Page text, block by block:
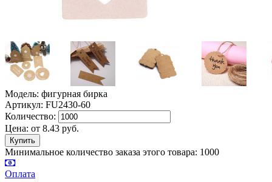
Модель: фигурная бирка
Артикул: FU2430-60
Количество:
Цена: от 8.43 руб.
Минимальное количество заказа этого товара: 1000
Оплата